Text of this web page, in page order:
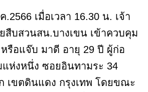
เมื่อเวลา 16.30 น. เจ้า
สืบสวนสน.บางเขน เข้าควบคุม
รือแจ๊บ มาดี อายุ 29 ปี ผู้ก่อ
แห่งหนึ่ง ซอยอินทามระ 34
เขตดินแดง กรุงเทพ โดยขณะ